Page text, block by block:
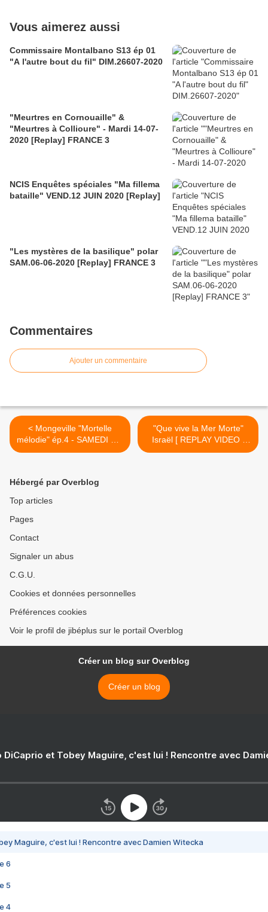
Vous aimerez aussi
Commissaire Montalbano S13 ép 01
"A l'autre bout du fil" DIM.26607-2020
"Meurtres en Cornouaille" &
"Meurtres à Collioure" - Mardi 14-07-
2020 [Replay] FRANCE 3
NCIS Enquêtes spéciales "Ma fillema
bataille" VEND.12 JUIN 2020 [Replay]
"Les mystères de la basilique" polar
SAM.06-06-2020 [Replay] FRANCE 3
Commentaires
Ajouter un commentaire
< Mongeville "Mortelle
mélodie" ép.4 - SAMEDI 1er
Septembre 2018 [Replay
"Que vive la Mer Morte"
Israël [ REPLAY VIDEO ]
docu ARTE 23-05-2013 >
Hébergé par Overblog
Top articles
Pages
Contact
Signaler un abus
C.G.U.
Cookies et données personnelles
Préférences cookies
Voir le profil de jibéplus sur le portail Overblog
Créer un blog sur Overblog
Créer un blog
DiCaprio et Tobey Maguire, c'est lui ! Rencontre avec
Maguire, c'est lui ! Rencontre avec Damien Witecka
6
5
4